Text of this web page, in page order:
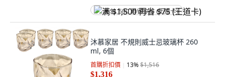
满 $1,500 再省 $75 (王道卡)
沐慕家居 不規則威士忌玻璃杯 260
ml, 6個
首購折扣價 13%$1,516
$1,316